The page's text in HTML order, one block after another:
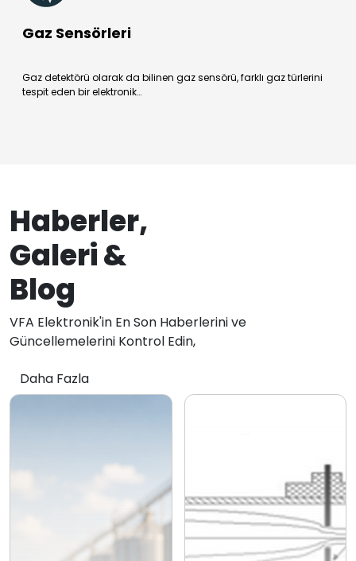
Gaz Sensörleri
Gaz detektörü olarak da bilinen gaz sensörü, farklı gaz türlerini
tespit eden bir elektronik…
Haberler,
Galeri &
Blog
VFA Elektronik'in En Son Haberlerini ve
Güncellemelerini Kontrol Edin,
Daha Fazla